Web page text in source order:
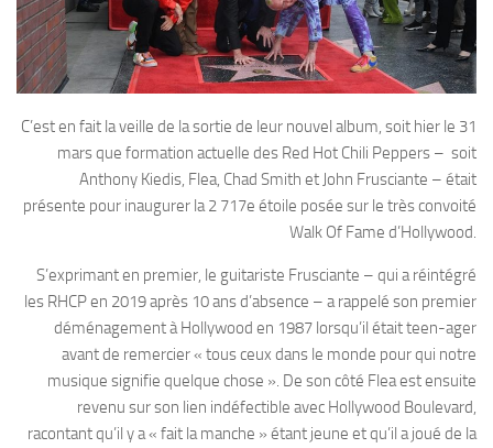
C’est en fait la veille de la sortie de leur nouvel album, soit hier le 31
mars que formation actuelle des Red Hot Chili Peppers – soit
Anthony Kiedis, Flea, Chad Smith et John Frusciante – était
présente pour inaugurer la 2 717e étoile posée sur le très convoité
Walk Of Fame d’Hollywood.
S’exprimant en premier, le guitariste Frusciante – qui a réintégré
les RHCP en 2019 après 10 ans d’absence – a rappelé son premier
déménagement à Hollywood en 1987 lorsqu’il était teen-ager
avant de remercier « tous ceux dans le monde pour qui notre
musique signifie quelque chose ». De son côté Flea est ensuite
revenu sur son lien indéfectible avec Hollywood Boulevard,
racontant qu’il y a « fait la manche » étant jeune et qu’il a joué de la